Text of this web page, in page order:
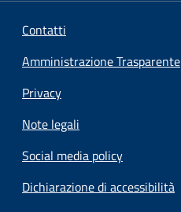
Contatti
Amministrazione Trasparente
Privacy
Note legali
Social media policy
Dichiarazione di accessibilità